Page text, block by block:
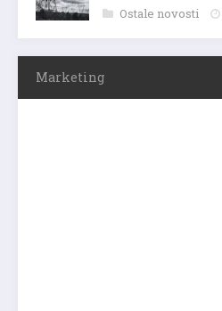
Ostale novosti
Marketing